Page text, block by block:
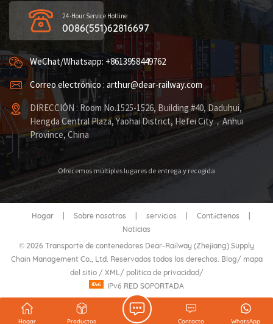
24-Hour Service Hotline
0086(551)62816697
WeChat/Whatsapp: +8613958449762
Correo electrónico : arthur@dear-railway.com
DIRECCIÓN : Room No.1525-1526, Building #40, Daduhui,
Hengda Central Plaza, Yaohai District, Hefei City，Anhui
Province, China
Ofrecemos múltiples lugares de entrega y recogida
Hogar Sobre nosotros servicios Contáctenos
Noticias
© 2026 Transporte de contenedores Dear-Railway (Zhejiang) Supply
Chain Management Co., Ltd. Reservados todos los derechos. Blog/ mapa
del sitio / XML/ política de privacidad/
IPv6 RED SOPORTADA
Hogar Productos WhatsApp
Contacto